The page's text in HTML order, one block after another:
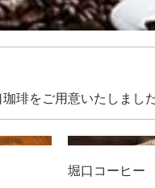
琲をご用意いたしまし
堀口コーヒー